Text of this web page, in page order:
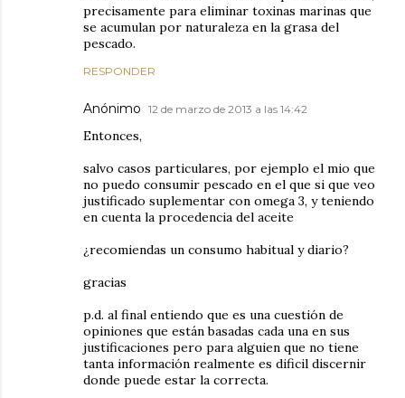
precisamente para eliminar toxinas marinas que
se acumulan por naturaleza en la grasa del
pescado.
RESPONDER
Anónimo 12 de marzo de 2013 a las 14:42
Entonces,
salvo casos particulares, por ejemplo el mio que
no puedo consumir pescado en el que si que veo
justificado suplementar con omega 3, y teniendo
en cuenta la procedencia del aceite
¿recomiendas un consumo habitual y diario?
gracias
p.d. al final entiendo que es una cuestión de
opiniones que están basadas cada una en sus
justificaciones pero para alguien que no tiene
tanta información realmente es dificil discernir
donde puede estar la correcta.